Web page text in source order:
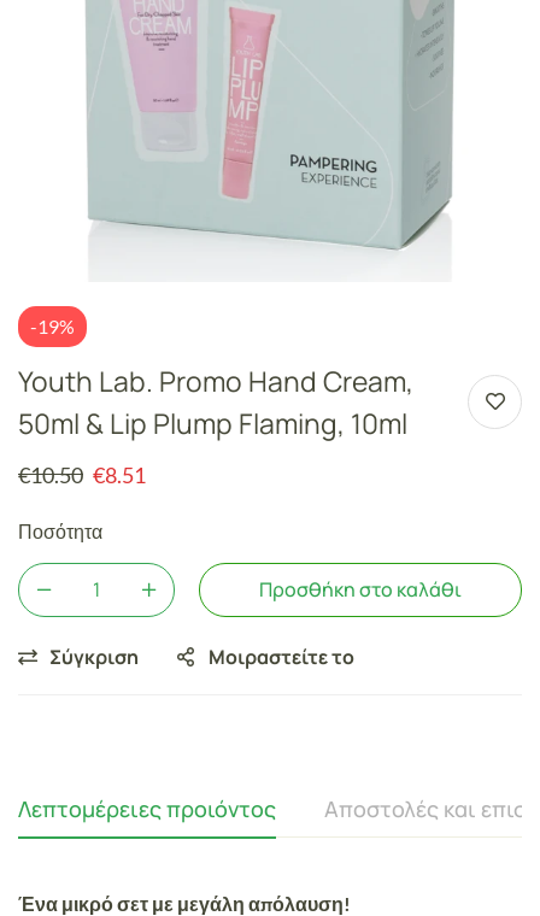
-19%
Youth Lab. Promo Hand Cream,
50ml & Lip Plump Flaming, 10ml
€10.50 €8.51
Ποσότητα
Προσθήκη στο καλάθι
Σύγκριση Μοιραστείτε το
Λεπτομέρειες προιόντος Αποστολές και
Ένα μικρό σετ με μεγάλη απόλαυση!